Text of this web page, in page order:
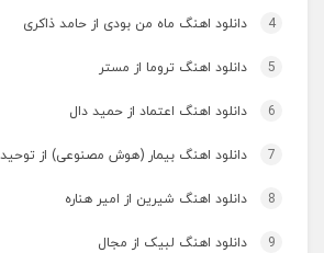
4 دانلود اهنگ ماه من بودی از حامد ذاکری
5 دانلود اهنگ تروما از مستر
6 دانلود اهنگ اعتماد از حمید دال
7 دانلود اهنگ بیمار (هوش مصنوعی) از توحید
8 دانلود اهنگ شیرین از امیر هناره
9 دانلود اهنگ لبیک از مجال